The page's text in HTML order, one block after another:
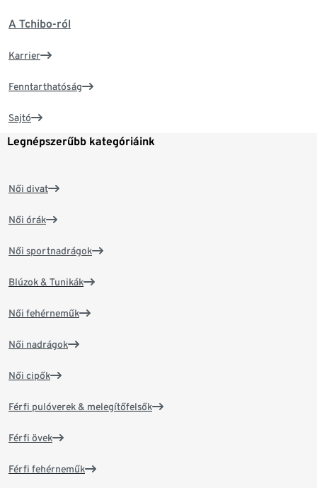
A Tchibo-ról
Karrier
Fenntarthatóság
Sajtó
Legnépszerűbb kategóriáink
Női divat
Női órák
Női sportnadrágok
Blúzok & Tunikák
Női fehérneműk
Női nadrágok
Női cipők
Férfi pulóverek & melegítőfelsők
Férfi övek
Férfi fehérneműk